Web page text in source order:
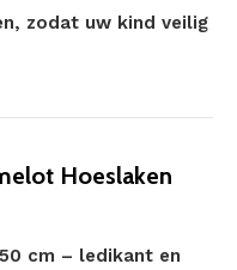
zodat uw kind veilig
Hoeslaken
cm – ledikant en